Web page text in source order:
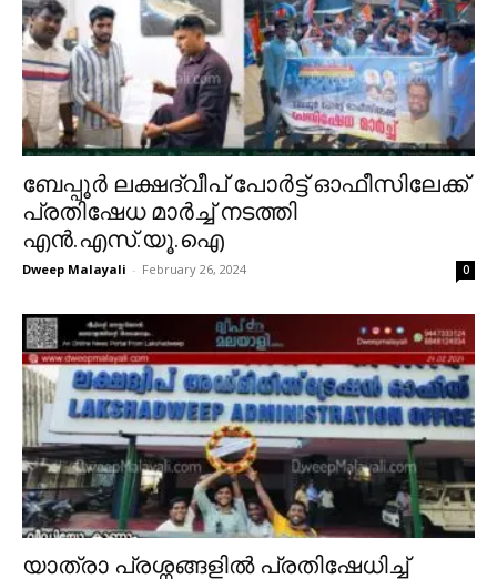
ബേപ്പൂർ ലക്ഷദ്വീപ് പോർട്ട് ഓഫീസിലേക്ക്
പ്രതിഷേധ മാർച്ച് നടത്തി
എൻ.എസ്.യൂ.ഐ
Dweep Malayali - February 26, 2024 0
യാത്രാ പ്രശ്നങ്ങളിൽ പ്രതിഷേധിച്ച്